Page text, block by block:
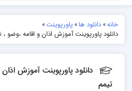
خانه»دانلود ها»پاورپوینت»
دانلود پاورپوینت آموزش اذان و اقامه ،وضو ،
دانلود پاورپوینت آموزش
تیمم